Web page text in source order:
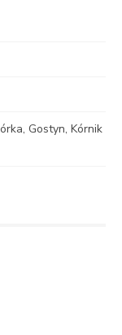
Gostyn, Kórnik